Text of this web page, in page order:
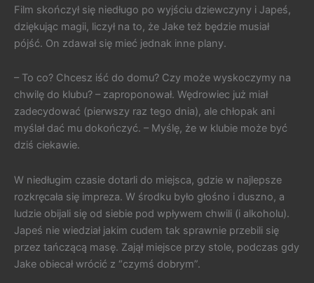
Film skończył się niedługo po wyjściu dziewczyny i Japeś,
dziękując magii, liczył na to, że Jake też będzie musiał
pójść. On zdawał się mieć jednak inne plany.
– To co? Chcesz iść do domu? Czy może wyskoczymy na
chwilę do klubu? – zaproponował. Wędrowiec już miał
zadecydować (pierwszy raz tego dnia), ale chłopak ani
myślał dać mu dokończyć. – Myślę, że w klubie może być
dziś ciekawie.
W niedługim czasie dotarli do miejsca, gdzie w najlepsze
rozkręcała się impreza. W środku było głośno i duszno, a
ludzie obijali się od siebie pod wpływem chwili (i alkoholu).
Japeś nie wiedział jakim cudem tak sprawnie przebili się
przez tańczącą masę. Zajął miejsce przy stole, podczas gdy
Jake obiecał wrócić z “czymś dobrym”.